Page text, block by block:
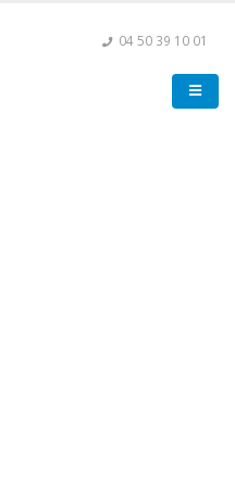
04 50 39 10 01